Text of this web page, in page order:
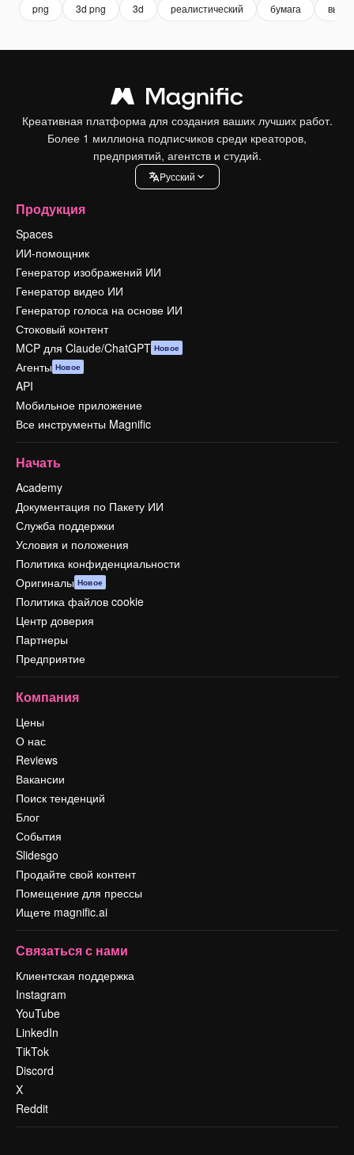
png 3d png 3d реалистический бумага
Креативная платформа для создания ваших лучших работ.
Более 1 миллиона подписчиков среди креаторов,
предприятий, агентств и студий.
Pусский
Продукция
Spaces
ИИ-помощник
Генератор изображений ИИ
Генератор видео ИИ
Генератор голоса на основе ИИ
Стоковый контент
MCP для Claude/ChatGPT Новое
Агенты Новое
API
Мобильное приложение
Все инструменты Magnific
Начать
Academy
Документация по Пакету ИИ
Служба поддержки
Условия и положения
Политика конфиденциальности
Оригиналы Новое
Политика файлов cookie
Центр доверия
Партнеры
Предприятие
Компания
Цены
О нас
Reviews
Вакансии
Поиск тенденций
Блог
События
Slidesgo
Продайте свой контент
Помещение для прессы
Ищете magnific.ai
Связаться с нами
Клиентская поддержка
Instagram
YouTube
LinkedIn
TikTok
Discord
X
Reddit